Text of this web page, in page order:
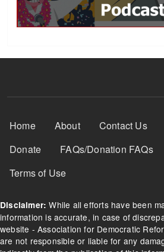
Footer Menu
Home About Contact Us
Donate
FAQs/Donation FAQs
Terms of Use
Disclaimer: While all efforts have been
information is accurate, in case of
website - Association for Democratic
are not responsible or liable for any